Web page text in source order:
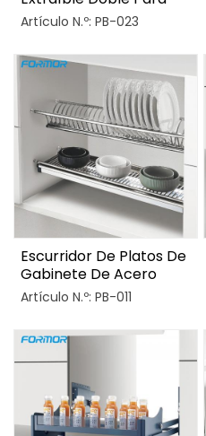
Mueble De Cocina
Artículo N.º: PB-023
Escurridor De Platos De
Gabinete De Acero
Inoxidable De Doble
Artículo N.º: PB-011